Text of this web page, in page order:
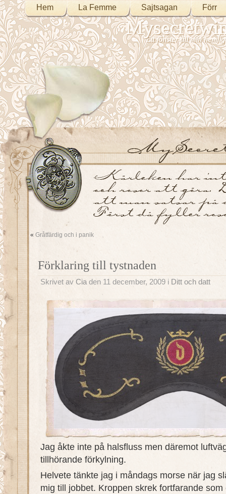
Hem La Femme Sajtsagan Förr
Ett fönster till min
« Gråtfärdig och i panik
Förklaring till tystnaden
Skrivet av Cia den 11 december, 2009 i Ditt och datt
Jag åkte inte på halsfluss men däremot
tillhörande förkylning.
Helvete tänkte jag i måndags morse när jag
mig till jobbet. Kroppen skrek fortfarande